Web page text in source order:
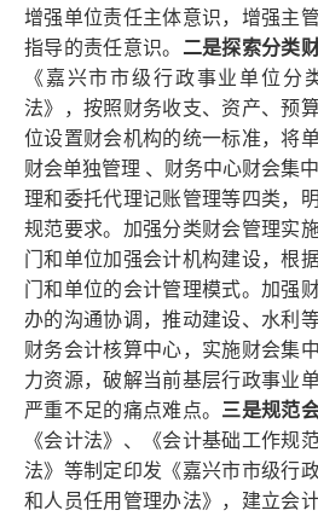
增强单位责任主体意识，增强主
指导的责任意识。 二是探索分类
《嘉兴市市级行政事业单位分
法》，按照财务收支、资产、预
位设置财会机构的统一标准，将
财会单独管理 、财务中心财会集
理和委托代理记账管理等四类，
规范要求。加强分类财会管理实
门和单位加强会计机构建设，根
门和单位的会计管理模式。加强
办的沟通协调，推动建设、水利
财务会计核算中心，实施财会集
力资源，破解当前基层行政事业
严重不足的痛点难点。 三是规范
《会计法》、《会计基础工作规
法》等制定印发《嘉兴市市级行
和人员任用管理办法》，建立会